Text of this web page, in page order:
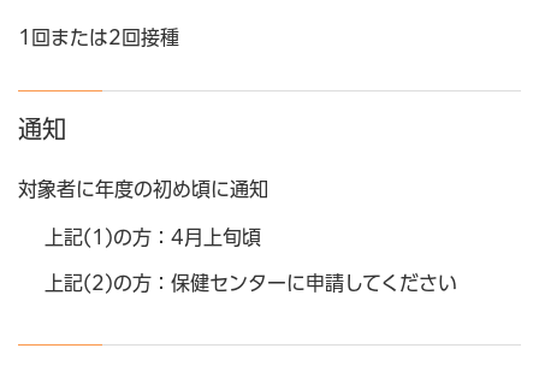
1回または2回接種
通知
対象者に年度の初め頃に通知
上記(1)の方：4月上旬頃
上記(2)の方：保健センターに申請してください